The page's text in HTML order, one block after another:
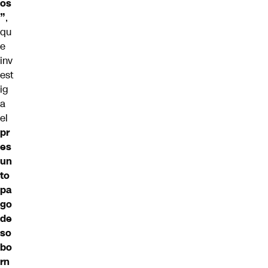
os
”,
qu
e
inv
est
ig
a
el
pr
es
un
to
pa
go
de
so
bo
rn